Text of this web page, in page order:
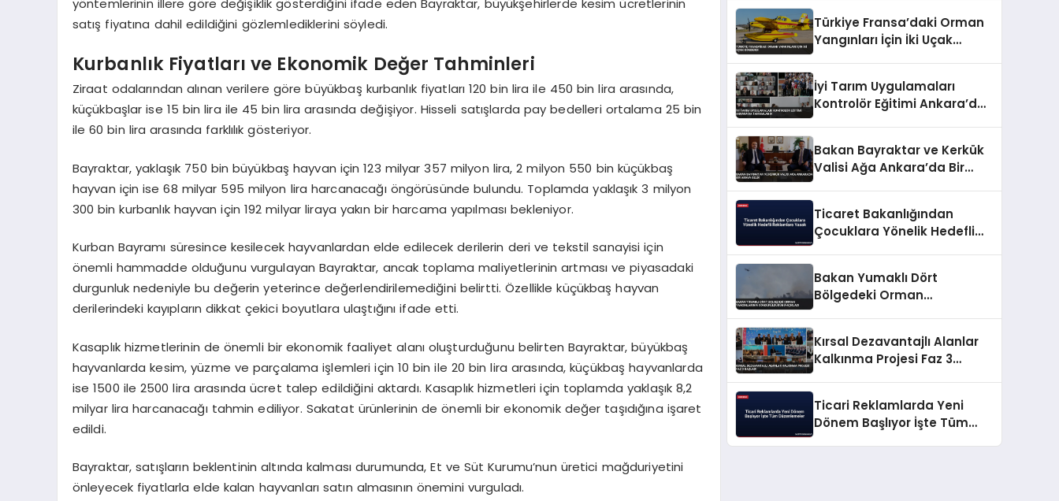
yöntemlerinin illere göre değişiklik gösterdiğini ifade eden Bayraktar, büyükşehirlerde kesim ücretlerinin
satış fiyatına dahil edildiğini gözlemlediklerini söyledi.
Kurbanlık Fiyatları ve Ekonomik Değer Tahminleri
Ziraat odalarından alınan verilere göre büyükbaş kurbanlık fiyatları 120 bin lira ile 450 bin lira arasında,
küçükbaşlar ise 15 bin lira ile 45 bin lira arasında değişiyor. Hisseli satışlarda pay bedelleri ortalama 25 bin
ile 60 bin lira arasında farklılık gösteriyor.
Bayraktar, yaklaşık 750 bin büyükbaş hayvan için 123 milyar 357 milyon lira, 2 milyon 550 bin küçükbaş
hayvan için ise 68 milyar 595 milyon lira harcanacağı öngörüsünde bulundu. Toplamda yaklaşık 3 milyon
300 bin kurbanlık hayvan için 192 milyar liraya yakın bir harcama yapılması bekleniyor.
Kurban Bayramı süresince kesilecek hayvanlardan elde edilecek derilerin deri ve tekstil sanayisi için
önemli hammadde olduğunu vurgulayan Bayraktar, ancak toplama maliyetlerinin artması ve piyasadaki
durgunluk nedeniyle bu değerin yeterince değerlendirilemediğini belirtti. Özellikle küçükbaş hayvan
derilerindeki kayıpların dikkat çekici boyutlara ulaştığını ifade etti.
Kasaplık hizmetlerinin de önemli bir ekonomik faaliyet alanı oluşturduğunu belirten Bayraktar, büyükbaş
hayvanlarda kesim, yüzme ve parçalama işlemleri için 10 bin ile 20 bin lira arasında, küçükbaş hayvanlarda
ise 1500 ile 2500 lira arasında ücret talep edildiğini aktardı. Kasaplık hizmetleri için toplamda yaklaşık 8,2
milyar lira harcanacağı tahmin ediliyor. Sakatat ürünlerinin de önemli bir ekonomik değer taşıdığına işaret
edildi.
Bayraktar, satışların beklentinin altında kalması durumunda, Et ve Süt Kurumu’nun üretici mağduriyetini
önleyecek fiyatlarla elde kalan hayvanları satın almasının önemini vurguladı.
Türkiye Fransa’daki Orman
Yangınları İçin İki Uçak
İyi Tarım Uygulamaları
Kontrolör Eğitimi Ankara’da
Bakan Bayraktar ve Kerkük
Valisi Ağa Ankara’da Bir
Ticaret Bakanlığından
Çocuklara Yönelik Hedefli
Bakan Yumaklı Dört
Bölgedeki Orman
Kırsal Dezavantajlı Alanlar
Kalkınma Projesi Faz 3
Ticari Reklamlarda Yeni
Dönem Başlıyor İşte Tüm